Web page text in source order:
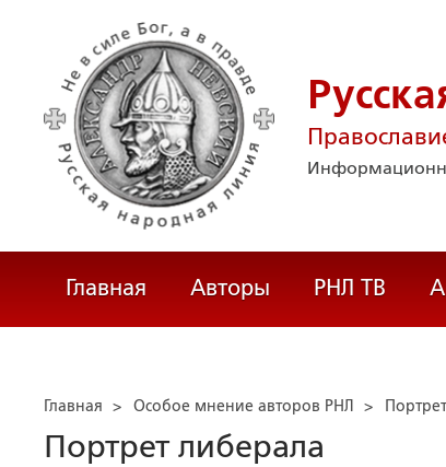
Главная Авторы РНЛ ТВ
Главная > Особое мнение авторов РНЛ >
Портрет либерала